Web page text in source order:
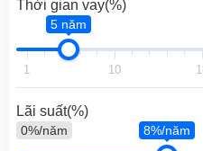
Thời gian vay(%)
5 năm
1 10
Lãi suất(%)
0%/năm 8%/năm